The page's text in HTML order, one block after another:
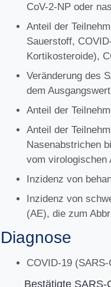
CoV-2-NP oder
Anteil der
Sauerstoff,
Kortikosteroide),
Veränderung des
dem Ausgangswert
Anteil der
Anteil der
Nasenabstrichen
vom virologischen
Inzidenz von
Inzidenz von
(AE), die zum
Diagnose
COVID-19
Bestätigte SARS-